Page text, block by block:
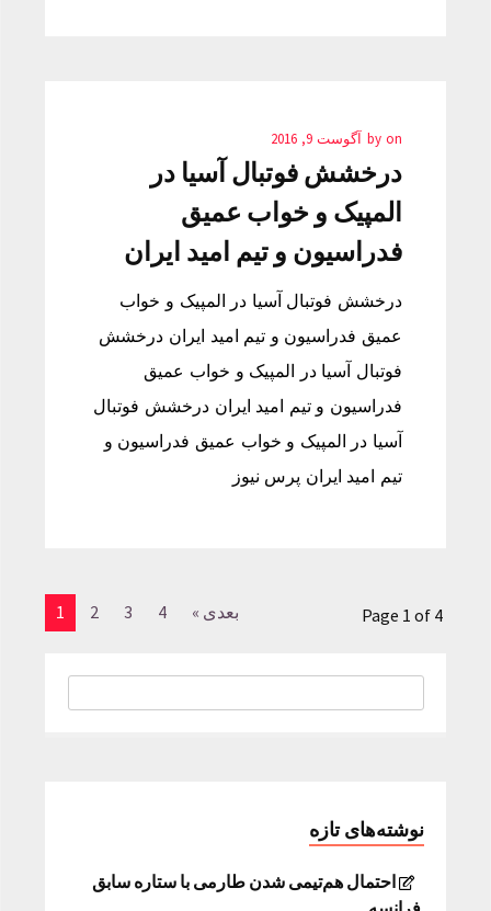
by on آگوست 9, 2016
درخشش فوتبال آسیا در
المپیک و خواب عمیق
فدراسیون و تیم امید ایران
درخشش فوتبال آسیا در المپیک و خواب
عمیق فدراسیون و تیم امید ایران درخشش
فوتبال آسیا در المپیک و خواب عمیق
فدراسیون و تیم امید ایران درخشش فوتبال
آسیا در المپیک و خواب عمیق فدراسیون و
تیم امید ایران پرس نیوز
1 2 3 4 بعدی » Page 1 of 4
نوشته‌های تازه
احتمال هم‌تیمی شدن طارمی با ستاره سابق